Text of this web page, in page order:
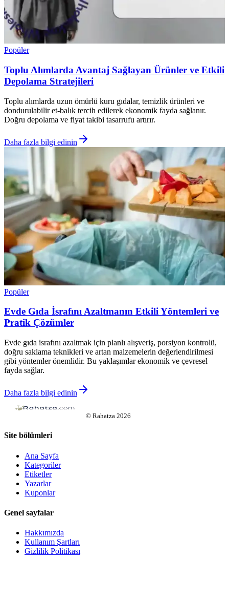
Popüler
Toplu Alımlarda Avantaj Sağlayan Ürünler ve Etkili
Depolama Stratejileri
Toplu alımlarda uzun ömürlü kuru gıdalar, temizlik ürünleri ve
dondurulabilir et-balık tercih edilerek ekonomik fayda sağlanır.
Doğru depolama ve fiyat takibi tasarrufu artırır.
Daha fazla bilgi edinin
Popüler
Evde Gıda İsrafını Azaltmanın Etkili Yöntemleri ve
Pratik Çözümler
Evde gıda israfını azaltmak için planlı alışveriş, porsiyon kontrolü,
doğru saklama teknikleri ve artan malzemelerin değerlendirilmesi
gibi yöntemler önemlidir. Bu yaklaşımlar ekonomik ve çevresel
fayda sağlar.
Daha fazla bilgi edinin
© Rahatza 2026
Site bölümleri
Ana Sayfa
Kategoriler
Etiketler
Yazarlar
Kuponlar
Genel sayfalar
Hakkımızda
Kullanım Şartları
Gizlilik Politikası